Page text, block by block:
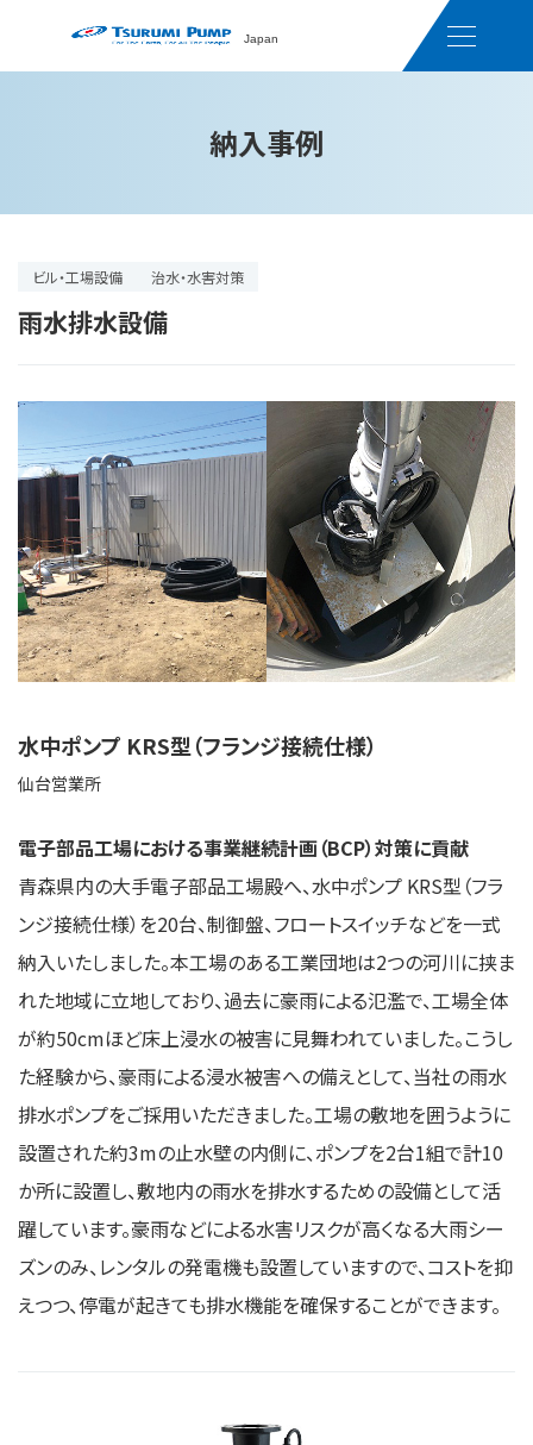
Japan
納入事例
ビル・工場設備 治水・水害対策
雨水排水設備
水中ポンプ KRS型（フランジ接続仕様）
仙台営業所
電子部品工場における事業継続計画（BCP）対策に貢献
青森県内の大手電子部品工場殿へ、水中ポンプ KRS型（フラ
ンジ接続仕様）を20台、制御盤、フロートスイッチなどを一式
納入いたしました。本工場のある工業団地は2つの河川に挟ま
れた地域に立地しており、過去に豪雨による氾濫で、工場全体
が約50cmほど床上浸水の被害に見舞われていました。こうし
た経験から、豪雨による浸水被害への備えとして、当社の雨水
排水ポンプをご採用いただきました。工場の敷地を囲うように
設置された約3mの止水壁の内側に、ポンプを2台1組で計10
か所に設置し、敷地内の雨水を排水するための設備として活
躍しています。豪雨などによる水害リスクが高くなる大雨シー
ズンのみ、レンタルの発電機も設置していますので、コストを抑
えつつ、停電が起きても排水機能を確保することができます。